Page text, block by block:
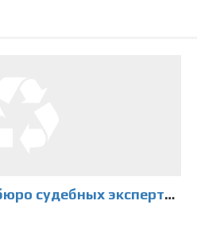
оценки и медиации на Красном